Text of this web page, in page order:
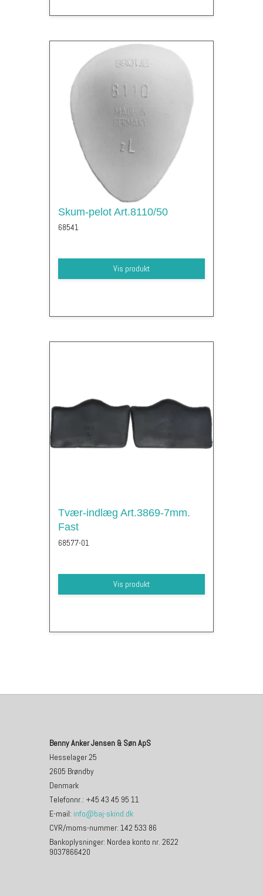
Skum-pelot Art.8110/50
68541
Vis produkt
Tvær-indlæg Art.3869-7mm.
Fast
68577-01
Vis produkt
Benny Anker Jensen & Søn ApS
Hesselager 25
2605 Brøndby
Denmark
Telefonnr.: +45 43 45 95 11
E-mail: info@baj-skind.dk
CVR/moms-nummer: 142 533 86
Bankoplysninger: Nordea konto nr. 2622
9037866420